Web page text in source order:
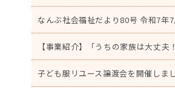
なんぶ社会福祉だより80号 令和7
【事業紹介】「うちの家族は大丈
子ども服リユース譲渡会を開催しま